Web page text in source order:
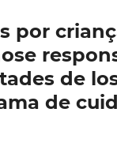
por
de
de